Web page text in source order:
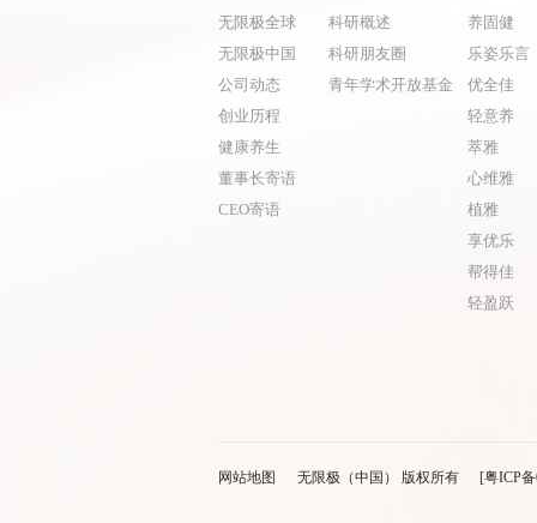
无限极全球
无限极中国
公司动态
创业历程
健康养生
董事长寄语
CEO寄语
科研概述
科研朋友圈
青年学术开放基金
养固健
乐姿乐言
优全佳
轻意养
萃雅
心维雅
植雅
享优乐
帮得佳
轻盈跃
网站地图 无限极（中国） 版权所有 [粤ICP